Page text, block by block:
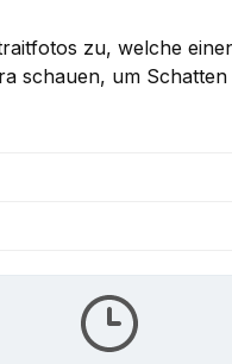
zu, welche
schauen, um